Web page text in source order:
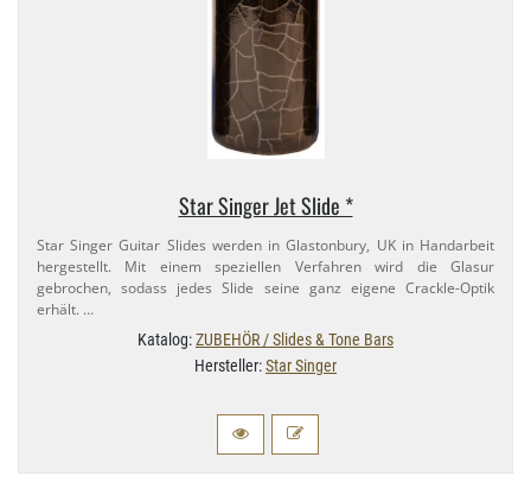
Star Singer Jet Slide *
Star Singer Guitar Slides werden in Glastonbury, UK in Handarbeit
hergestellt. Mit einem speziellen Verfahren wird die Glasur
gebrochen, sodass jedes Slide seine ganz eigene Crackle-​Optik
erhält. …
Katalog:ZUBEHÖR / Slides & Tone Bars
Hersteller:Star Singer